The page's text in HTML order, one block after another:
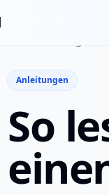
Anleitungen
So